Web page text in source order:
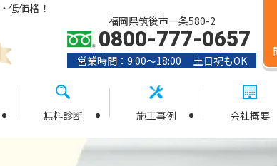
低価格！
無料診断 施工事例 会社概要
福岡県筑後市一条580-2
0800-777-0657
営業時間：9:00〜18:00 土日祝もOK